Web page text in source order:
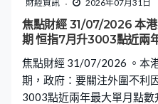
財經資訊 2026年07月31日
焦點財經 31/07/2026 本
期 恒指7月升3003點近兩
焦點財經 31/07/2026 。本
期，政府：要關注外圍不利
3003點近兩年最大單月點數